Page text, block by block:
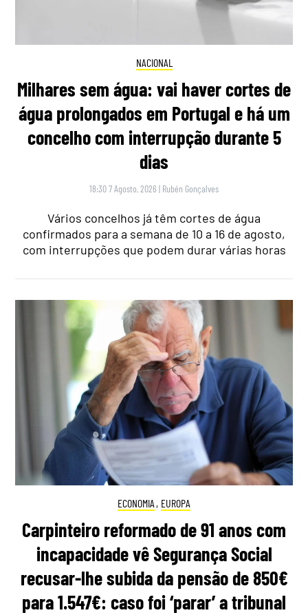
NACIONAL
Milhares sem água: vai haver cortes de
água prolongados em Portugal e há um
concelho com interrupção durante 5
dias
18:30 7 Agosto, 2026 | Rubén Gonçalves
Vários concelhos já têm cortes de água
confirmados para a semana de 10 a 16 de agosto,
com interrupções que podem durar várias horas
ECONOMIA , EUROPA
Carpinteiro reformado de 91 anos com
incapacidade vê Segurança Social
recusar-lhe subida da pensão de 850€
para 1.547€: caso foi ‘parar’ a tribunal